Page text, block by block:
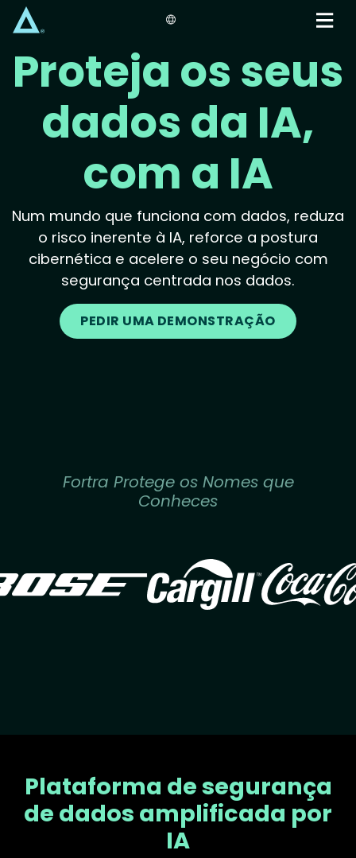
content
Proteja os seus
dados da IA,
com a IA
Num mundo que funciona com dados, reduza
o risco inerente à IA, reforce a postura
cibernética e acelere o seu negócio com
segurança centrada nos dados.
PEDIR UMA DEMONSTRAÇÃO
Fortra Protege os Nomes que
Conheces
Image
Plataforma de segurança
de dados amplificada por
IA